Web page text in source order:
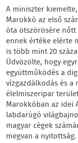
A miniszter
Marokkó az első
óta ötszörösére
ennek értéke elérte
is több mint 20
Üdvözölte, hogy
együttműködés a
vízgazdálkodás és a
élelmiszeripar
Marokkóban az idei
labdarúgó
magyar cégek
megvan a nyitottság.